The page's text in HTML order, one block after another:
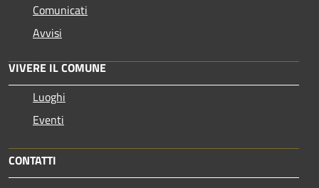
Comunicati
Avvisi
VIVERE IL COMUNE
Luoghi
Eventi
CONTATTI